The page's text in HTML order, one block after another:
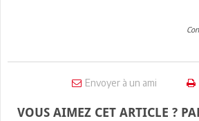
Envoyer à un ami
VOUS AIMEZ CET ARTICLE ?